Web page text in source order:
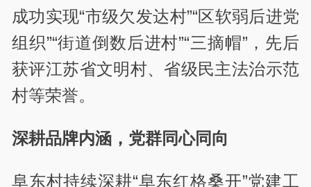
成功实现“市级欠发达村”“区软弱后进党
组织”“街道倒数后进村”“三摘帽”，先后
获评江苏省文明村、省级民主法治示范
村等荣誉。
深耕品牌内涵，党群同心同向
阜东村持续深耕“阜东红格桑开”党建工